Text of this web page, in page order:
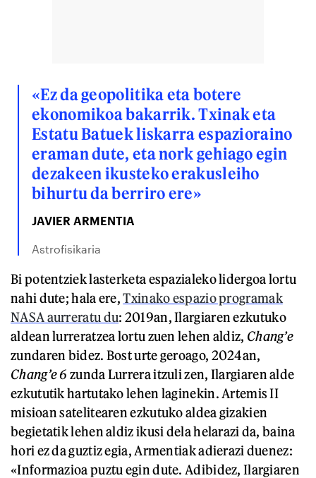
«Ez da geopolitika eta botere
ekonomikoa bakarrik. Txinak eta
Estatu Batuek liskarra espazioraino
eraman dute, eta nork gehiago egin
dezakeen ikusteko erakusleiho
bihurtu da berriro ere»
JAVIER ARMENTIA
Astrofisikaria
Bi potentziek lasterketa espazialeko lidergoa lortu
nahi dute; hala ere,Txinako espazio programak
NASA aurreratu du: 2019an, Ilargiaren ezkutuko
aldean lurreratzea lortu zuen lehen aldiz, Chang’e
zundaren bidez. Bost urte geroago, 2024an,
Chang’e 6 zunda Lurrera itzuli zen, Ilargiaren alde
ezkututik hartutako lehen laginekin. Artemis II
misioan satelitearen ezkutuko aldea gizakien
begietatik lehen aldiz ikusi dela helarazi da, baina
hori ez da guztiz egia, Armentiak adierazi duenez:
«Informazioa puztu egin dute. Adibidez, Ilargiaren